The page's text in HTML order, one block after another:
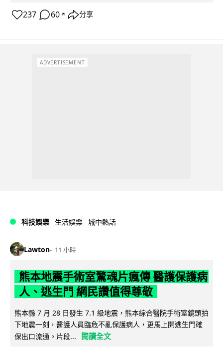
237 60 ↗ 分享
ADVERTISEMENT
科技娛樂 生活娛樂 城中熱話
Lawton 11 小時
熊本地震手術室驚魂片瘋傳 醫護保護病
人、逃生門 網民讚值得尊敬
熊本縣 7 月 28 日發生 7.1 級地震，熊本綜合醫院手術室鏡頭拍
下地震一刻，醫護人員臨危不亂保護病人，更馬上開逃生門確
保出口流通。片段...
閱讀全文